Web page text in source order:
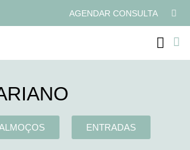
AGENDAR CONSULTA
ENTRADAS